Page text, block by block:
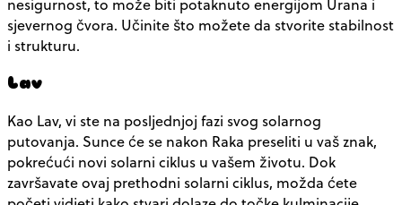
nesigurnost, to može biti potaknuto energijom Urana i
sjevernog čvora. Učinite što možete da stvorite stabilnost
i strukturu.
Lav
Kao Lav, vi ste na posljednjoj fazi svog solarnog
putovanja. Sunce će se nakon Raka preseliti u vaš znak,
pokrećući novi solarni ciklus u vašem životu. Dok
završavate ovaj prethodni solarni ciklus, možda ćete